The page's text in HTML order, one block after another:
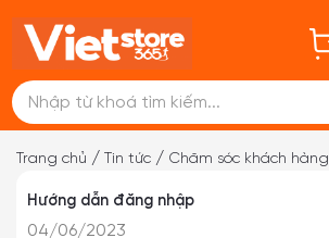
Trang chủ / Tin tức / Chăm sóc khách hàng
Hướng dẫn đăng nhập
04/06/2023